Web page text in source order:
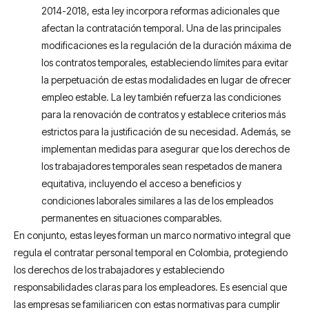
2014-2018, esta ley incorpora reformas adicionales que
afectan la contratación temporal. Una de las principales
modificaciones es la regulación de la duración máxima de
los contratos temporales, estableciendo límites para evitar
la perpetuación de estas modalidades en lugar de ofrecer
empleo estable. La ley también refuerza las condiciones
para la renovación de contratos y establece criterios más
estrictos para la justificación de su necesidad. Además, se
implementan medidas para asegurar que los derechos de
los trabajadores temporales sean respetados de manera
equitativa, incluyendo el acceso a beneficios y
condiciones laborales similares a las de los empleados
permanentes en situaciones comparables.
En conjunto, estas leyes forman un marco normativo integral que
regula el contratar personal temporal en Colombia, protegiendo
los derechos de los trabajadores y estableciendo
responsabilidades claras para los empleadores. Es esencial que
las empresas se familiaricen con estas normativas para cumplir